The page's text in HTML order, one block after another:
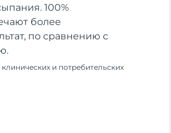
100%
более
по сравнению с
и потребительских